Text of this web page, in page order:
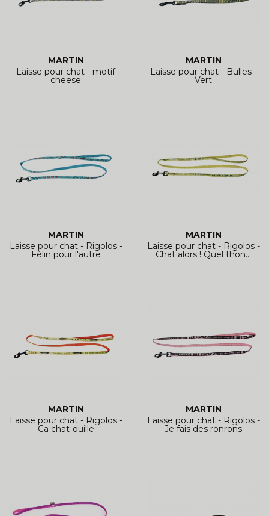
MARTIN
Laisse pour chat - motif
cheese
MARTIN
Laisse pour chat - Bulles -
Vert
MARTIN
Laisse pour chat - Rigolos -
Félin pour l'autre
MARTIN
Laisse pour chat - Rigolos -
Chat alors ! Quel thon…
MARTIN
Laisse pour chat - Rigolos -
Ca chat-ouille
MARTIN
Laisse pour chat - Rigolos -
Je fais des ronrons